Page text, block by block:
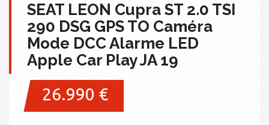
SEAT LEON Cupra ST 2.0 TSI
290 DSG GPS TO Caméra
Mode DCC Alarme LED
Apple Car Play JA 19
26.990 €